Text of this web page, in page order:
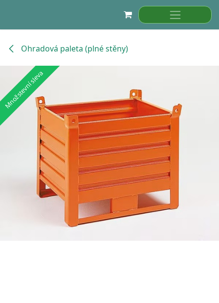
Ohradová paleta (plné stěny)
Množstevní sleva